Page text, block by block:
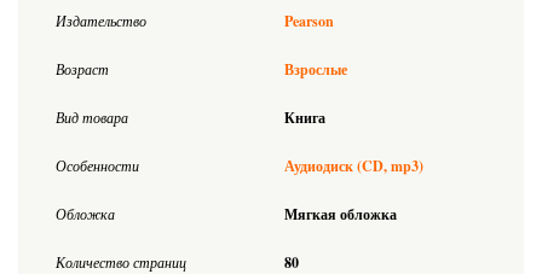
Издательство Pearson
Возраст Взрослые
Вид товара Книга
Особенности Аудиодиск (CD, mp3)
Обложка Мягкая обложка
Количество страниц 80